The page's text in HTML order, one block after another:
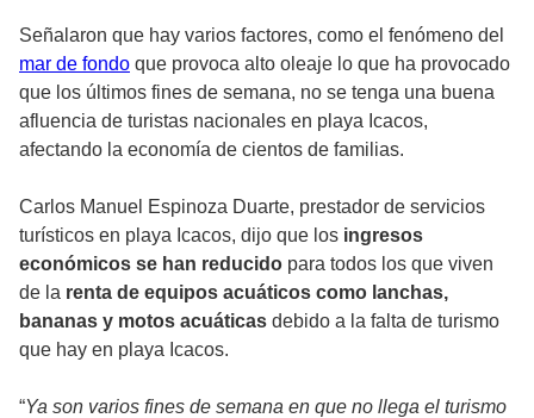
Señalaron que hay varios factores, como el fenómeno del
mar de fondo que provoca alto oleaje lo que ha provocado
que los últimos fines de semana, no se tenga una buena
afluencia de turistas nacionales en playa Icacos,
afectando la economía de cientos de familias.
Carlos Manuel Espinoza Duarte, prestador de servicios
turísticos en playa Icacos, dijo que los ingresos
económicos se han reducido para todos los que viven
de la renta de equipos acuáticos como lanchas,
bananas y motos acuáticas debido a la falta de turismo
que hay en playa Icacos.
“Ya son varios fines de semana en que no llega el turismo